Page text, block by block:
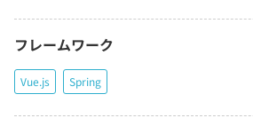
フレームワーク
Vue.js Spring